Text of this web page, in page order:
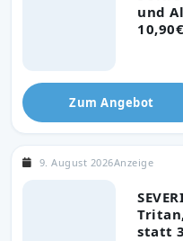
und
10,90€
Zum Angebot
statt
9. August 2026Anzeige